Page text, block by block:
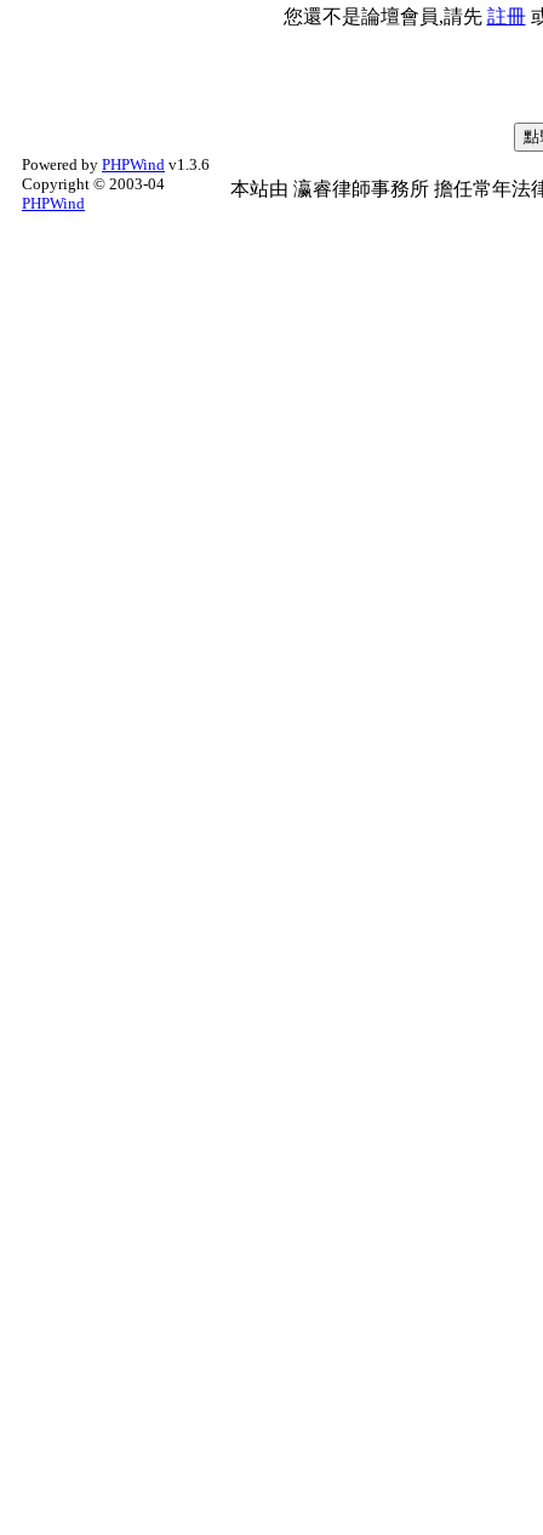
您還不是論壇會員,請先 註冊
Powered by PHPWind v1.3.6
Copyright © 2003-04
PHPWind
本站由 瀛睿律師事務所 擔任常年法